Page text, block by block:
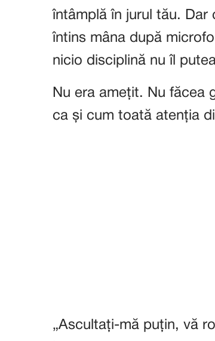
întâmplă în jurul tău.
întins mâna după
nicio disciplină nu îl
Nu era amețit. Nu făcea
ca și cum toată atenția
„Ascultați-mă puțin, vă